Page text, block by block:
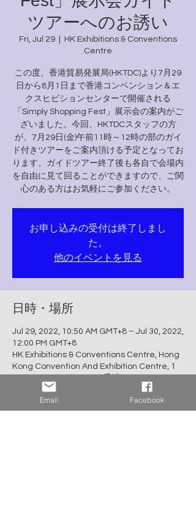
ツアーへのお誘い
Fri, Jul 29
HK Exhibitions & Conventions
Centre
この度、香港貿易発展局(HKTDC)より7月29
日から8月1日まで香港コンベンション＆エ
クスヒビションセンターで開催される
「Simply Shopping Fest」展示会の案内がご
ざいました。今回、HKTDCスタッフの方
が、7月29日(金)午前11時～12時の部のガイ
ド付きツアーをご案内頂ける予定となってお
ります。ガイドツアー終了後も各自で会場内
を自由に見て回ることができますので、ご関
心のある方はお気軽にご参加ください。
お申し込みの受付は終了しまし
た。
他のイベントを見る
日時・場所
Jul 29, 2022, 10:50 AM GMT+8 – Jul 30, 2022,
12:00 PM GMT+8
HK Exhibitions & Conventions Centre, Hong
Kong Convention And Exhibition Centre, 1
イベントについて
Email Facebook